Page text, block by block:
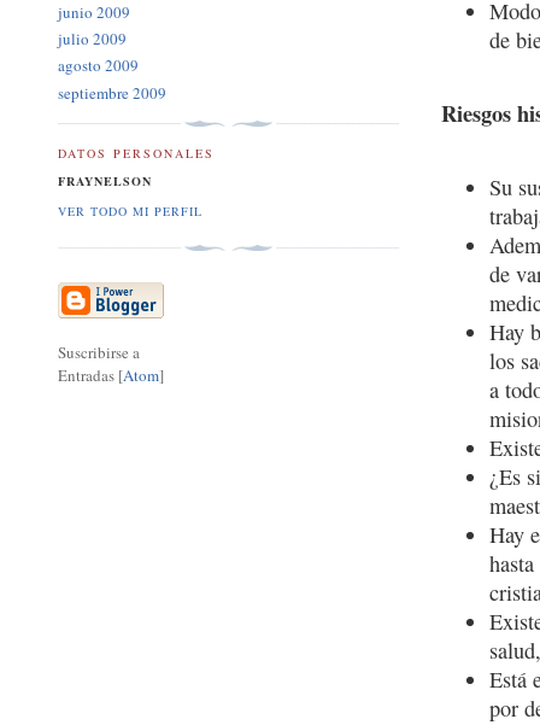
de
Riesgos
Su
de
Hay
los
a
¿Es
Hay
Está
por
junio 2009
julio 2009
agosto 2009
septiembre 2009
DATOS PERSONALES
FRAYNELSON
VER TODO MI PERFIL
Suscribirse a
Entradas [Atom]